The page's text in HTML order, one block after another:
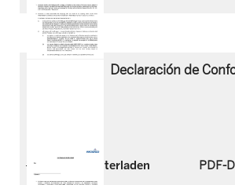
Declaración de
Jetzt herunterladen PDF-